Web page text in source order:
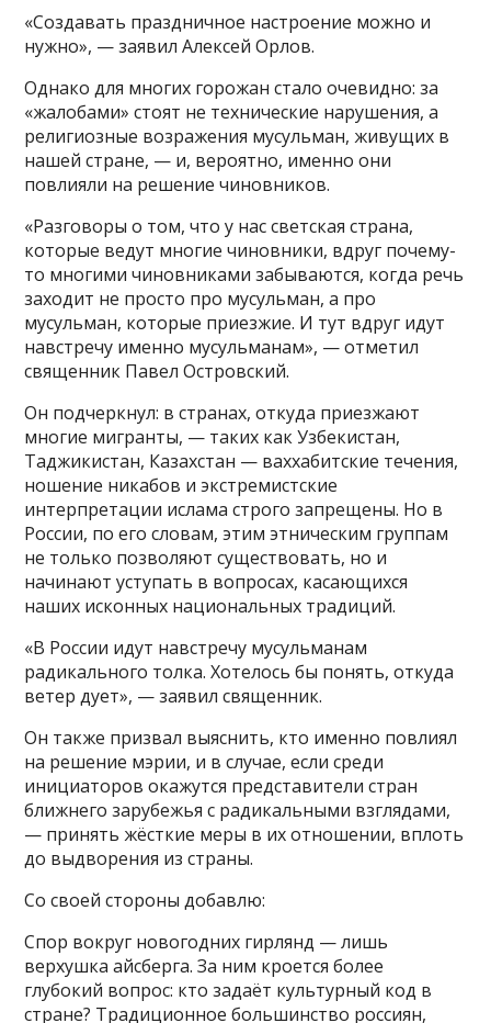
«Создавать праздничное настроение можно и
нужно», — заявил Алексей Орлов.
Однако для многих горожан стало очевидно: за
«жалобами» стоят не технические нарушения, а
религиозные возражения мусульман, живущих в
нашей стране, — и, вероятно, именно они
повлияли на решение чиновников.
«Разговоры о том, что у нас светская страна,
которые ведут многие чиновники, вдруг почему-
то многими чиновниками забываются, когда речь
заходит не просто про мусульман, а про
мусульман, которые приезжие. И тут вдруг идут
навстречу именно мусульманам», — отметил
священник Павел Островский.
Он подчеркнул: в странах, откуда приезжают
многие мигранты, — таких как Узбекистан,
Таджикистан, Казахстан — ваххабитские течения,
ношение никабов и экстремистские
интерпретации ислама строго запрещены. Но в
России, по его словам, этим этническим группам
не только позволяют существовать, но и
начинают уступать в вопросах, касающихся
наших исконных национальных традиций.
«В России идут навстречу мусульманам
радикального толка. Хотелось бы понять, откуда
ветер дует», — заявил священник.
Он также призвал выяснить, кто именно повлиял
на решение мэрии, и в случае, если среди
инициаторов окажутся представители стран
ближнего зарубежья с радикальными взглядами,
— принять жёсткие меры в их отношении, вплоть
до выдворения из страны.
Со своей стороны добавлю:
Спор вокруг новогодних гирлянд — лишь
верхушка айсберга. За ним кроется более
глубокий вопрос: кто задаёт культурный код в
стране? Традиционное большинство россиян,